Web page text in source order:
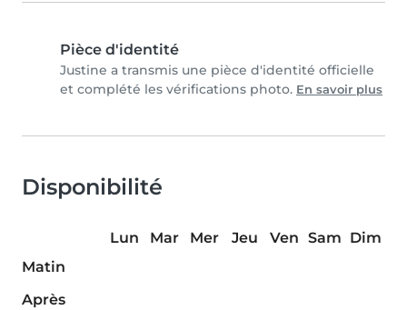
Pièce d'identité
Justine a transmis une pièce d'identité officielle
et complété les vérifications photo. En savoir plus
Disponibilité
Lun Mar Mer Jeu Ven Sam Dim
Matin
Après